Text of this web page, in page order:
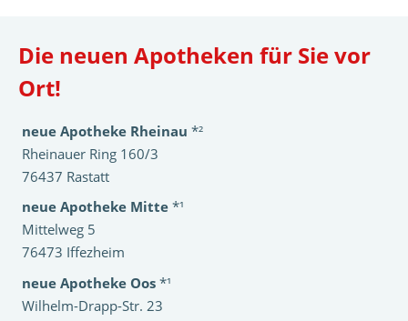
Die neuen Apotheken für Sie vor
Ort!
neue Apotheke Rheinau *²
Rheinauer Ring 160/3
76437 Rastatt
neue Apotheke Mitte *¹
Mittelweg 5
76473 Iffezheim
neue Apotheke Oos *¹
Wilhelm-Drapp-Str. 23